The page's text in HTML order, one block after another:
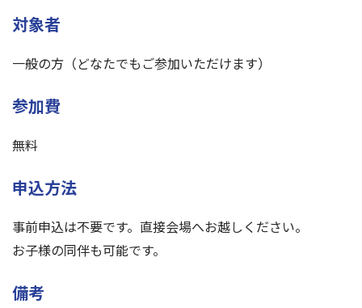
対象者
一般の方（どなたでもご参加いただけます）
参加費
無料
申込方法
事前申込は不要です。直接会場へお越しください。
お子様の同伴も可能です。
備考